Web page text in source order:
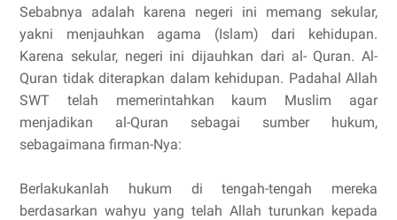
Sebabnya adalah karena negeri ini memang sekular,
yakni menjauhkan agama (Islam) dari kehidupan.
Karena sekular, negeri ini dijauhkan dari al- Quran. Al-
Quran tidak diterapkan dalam kehidupan. Padahal Allah
SWT telah memerintahkan kaum Muslim agar
menjadikan al-Quran sebagai sumber hukum,
sebagaimana firman-Nya:
Berlakukanlah hukum di tengah-tengah mereka
berdasarkan wahyu yang telah Allah turunkan kepada